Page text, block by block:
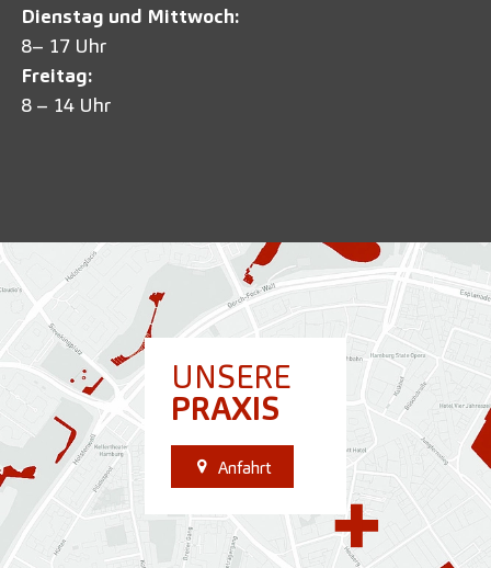
UNSERE
PRAXIS
Anfahrt
Dienstag und Mittwoch:
8– 17 Uhr
Freitag:
8 – 14 Uhr